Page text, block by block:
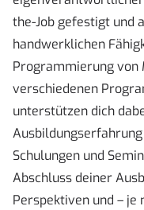
the-Job gefestigt und
handwerklichen
Programmierung von
verschiedenen
unterstützen dich
Schulungen und
Abschluss deiner
Perspektiven und – je